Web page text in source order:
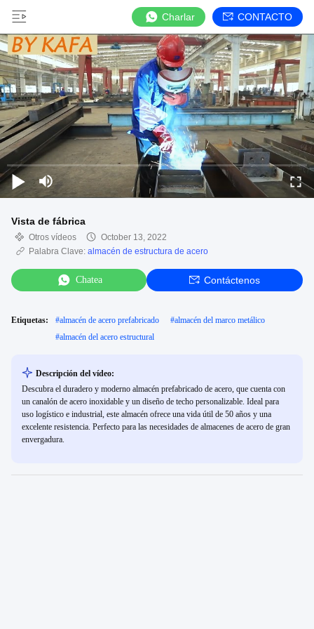
Charlar CONTACTO
Vista de fábrica
Otros vídeos
October 13, 2022
Palabra Clave: almacén de estructura de acero
Chatea Contáctenos
Etiquetas: #almacén de acero prefabricado #almacén del marco metálico
#almacén del acero estructural
Descripción del vídeo:
Descubra el duradero y moderno almacén prefabricado de acero, que cuenta con
un canalón de acero inoxidable y un diseño de techo personalizable. Ideal para
uso logístico e industrial, este almacén ofrece una vida útil de 50 años y una
excelente resistencia. Perfecto para las necesidades de almacenes de acero de gran
envergadura.